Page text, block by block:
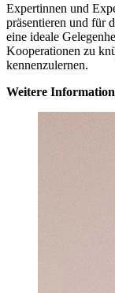
Expertinnen und
präsentieren und für
eine ideale
Kooperationen zu
kennenzulernen.
Weitere